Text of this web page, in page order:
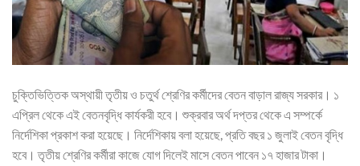
চুক্তিভিত্তিক অস্থায়ী তৃতীয় ও চতুর্থ শ্রেণির কর্মীদের বেতন বাড়াল রাজ্য সরকার। ১
এপ্রিল থেকে এই বেতনবৃদ্ধি কার্যকরী হবে। শুক্রবার অর্থ দপ্তর থেকে এ সম্পর্কে
নির্দেশিকা প্রকাশ করা হয়েছে। নির্দেশিকায় বলা হয়েছে, প্রতি বছর ১ জুলাই বেতন বৃদ্ধি
হবে। তৃতীয় শ্রেণির কর্মীরা কাজে যোগ দিলেই মাসে বেতন পাবেন ১৭ হাজার টাকা।